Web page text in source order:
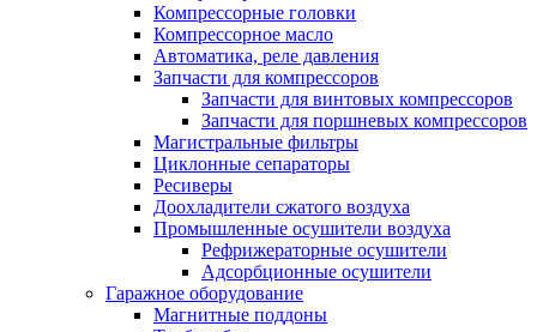
Компрессорные головки
Компрессорное масло
Автоматика, реле давления
Запчасти для компрессоров
Запчасти для винтовых компрессоров
Запчасти для поршневых компрессоров
Магистральные фильтры
Циклонные сепараторы
Ресиверы
Доохладители сжатого воздуха
Промышленные осушители воздуха
Рефрижераторные осушители
Адсорбционные осушители
Гаражное оборудование
Магнитные поддоны